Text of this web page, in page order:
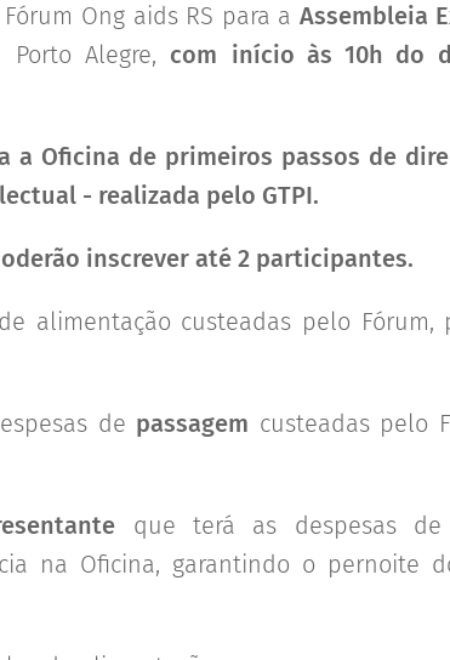
Ong aids RS para a Assembleia
Porto Alegre, com início às 10h do
a Oficina de primeiros passos de
- realizada pelo GTPI.
inscrever até 2 participantes.
alimentação custeadas pelo
de passagem custeadas pelo
que terá as despesas de
na Oficina, garantindo o pernoite